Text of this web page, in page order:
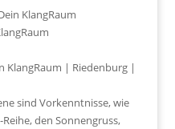
KlangRaum
sind Vorkenntnisse, wie
den Sonnengruss,